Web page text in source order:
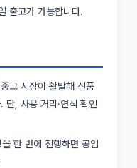
출고가 가능합니다.
고 시장이 활발해 신품
, 사용 거리·연식 확인
한 번에 진행하면 공임